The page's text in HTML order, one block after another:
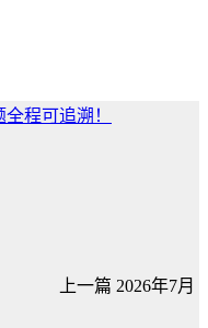
程可追溯！
上一篇 2026年7月